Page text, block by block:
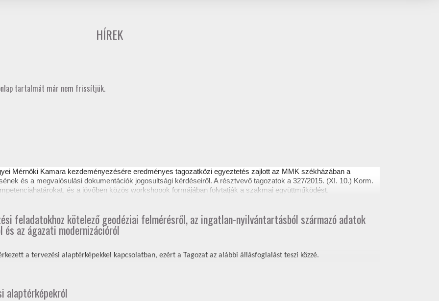
HÍREK
tartalmát már nem frissítjük.
Mérnöki Kamara kezdeményezésére eredményes tagozatközi egyeztetés zajlott az MMK székházában a
és a megvalósulási dokumentációk jogosultsági kérdéseiről. A résztvevő tagozatok a 327/2015. (XI. 10.) Korm.
és a jövőben közös workshopok formájában folytatják a szakmai együttműködést.
feladatokhoz kötelező geodéziai felmérésről, az ingatlan-nyilvántartásból származó adatok
és az ágazati modernizációról
a tervezési alaptérképekkel kapcsolatban, ezért a Tagozat az alábbi állásfoglalást teszi közzé.
alaptérképekról